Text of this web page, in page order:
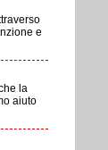
e
la
aiuto